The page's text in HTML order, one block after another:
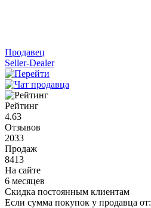
Продавец
Seller-Dealer
Рейтинг
4.63
Отзывов
2033
Продаж
8413
На сайте
6 месяцев
Скидка постоянным клиентам
Если сумма покупок у продавца от: